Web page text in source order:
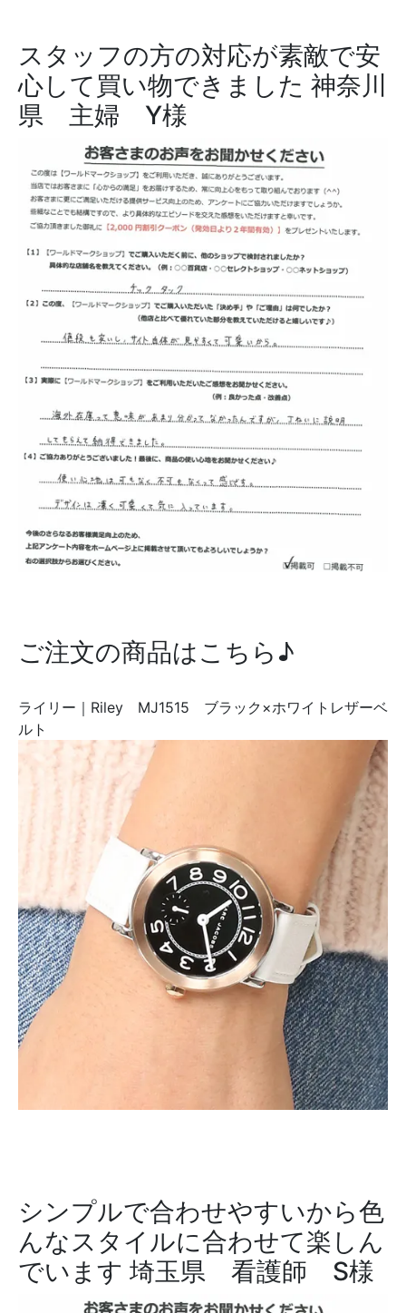
スタッフの方の対応が素敵で安
心して買い物できました 神奈川
県 主婦 Y様
ご注文の商品はこちら♪
ライリー｜Riley MJ1515 ブラック×ホワイトレザーベ
ルト
シンプルで合わせやすいから色
んなスタイルに合わせて楽しん
でいます 埼玉県 看護師 S様